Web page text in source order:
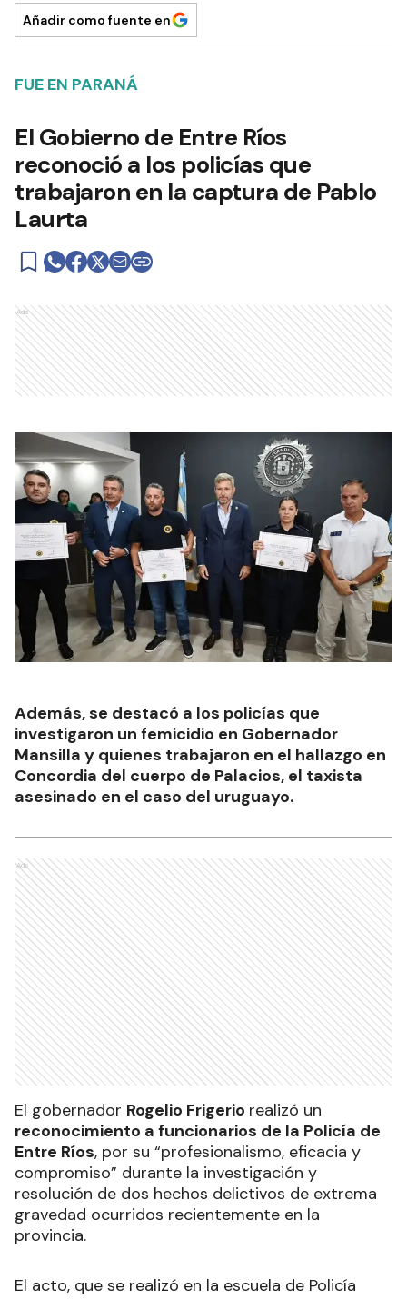
Añadir como fuente en
FUE EN PARANÁ
El Gobierno de Entre Ríos
reconoció a los policías que
trabajaron en la captura de Pablo
Laurta
Ads
Además, se destacó a los policías que
investigaron un femicidio en Gobernador
Mansilla y quienes trabajaron en el hallazgo en
Concordia del cuerpo de Palacios, el taxista
asesinado en el caso del uruguayo.
Ads
El gobernador Rogelio Frigerio realizó un
reconocimiento a funcionarios de la Policía de
Entre Ríos, por su “profesionalismo, eficacia y
compromiso” durante la investigación y
resolución de dos hechos delictivos de extrema
gravedad ocurridos recientemente en la
provincia.
El acto, que se realizó en la escuela de Policía